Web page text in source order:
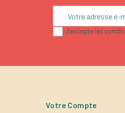
J'accepte les
Votre Compte